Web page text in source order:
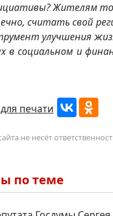
Жителям
считать свой
улучшения
в социальном и
печати
не несёт
по теме